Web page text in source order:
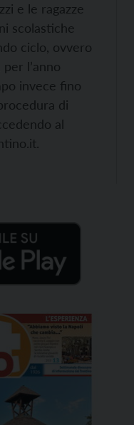
e le ragazze
scolastiche
ciclo, ovvero
l’anno
invece fino
di
al